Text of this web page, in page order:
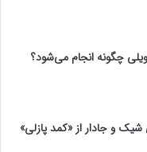
چگونه انجام می‌شود؟
و جادار از «کمد پازلی»